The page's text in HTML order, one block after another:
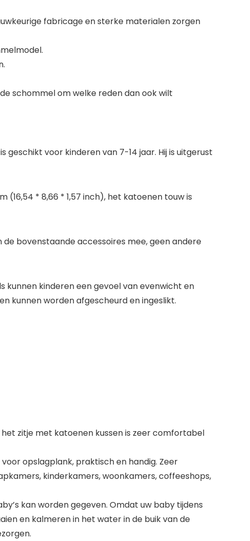
fabricage en sterke materialen zorgen
schommel om welke reden dan ook wilt
voor kinderen van 7-14 jaar. Hij is uitgerust
(16,54 * 8,66 * 1,57 inch), het katoenen touw is
de bovenstaande accessoires mee, geen andere
kunnen kinderen een gevoel van evenwicht en
kunnen worden afgescheurd en ingeslikt.
het zitje met katoenen kussen is zeer comfortabel
voor opslagplank, praktisch en handig. Zeer
kinderkamers, woonkamers, coffeeshops,
kan worden gegeven. Omdat uw baby tijdens
en kalmeren in het water in de buik van de